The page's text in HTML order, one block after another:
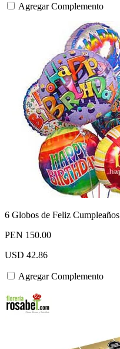
Agregar Complemento
6 Globos de Feliz Cumpleaños
PEN 150.00
USD 42.86
Agregar Complemento